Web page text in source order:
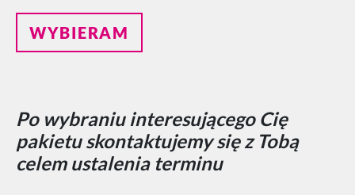
WYBIERAM
Po wybraniu interesującego Cię
pakietu skontaktujemy się z Tobą
celem ustalenia terminu